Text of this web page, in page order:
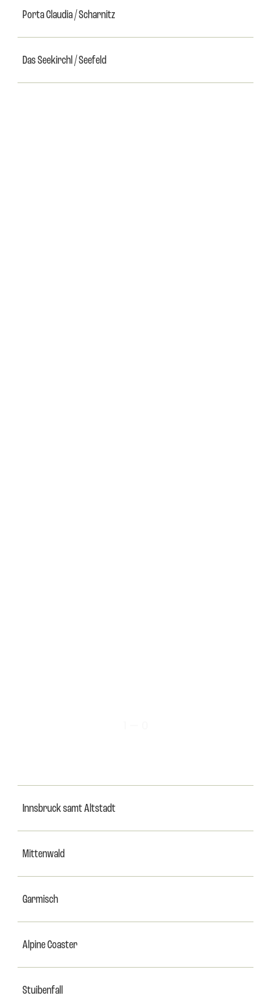
Porta Claudia / Scharnitz
Das Seekirchl / Seefeld
Innsbruck samt Altstadt
Mittenwald
Garmisch
Alpine Coaster
Stuibenfall